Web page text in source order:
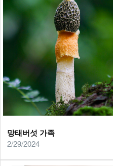
망태버섯 가족
2/29/2024